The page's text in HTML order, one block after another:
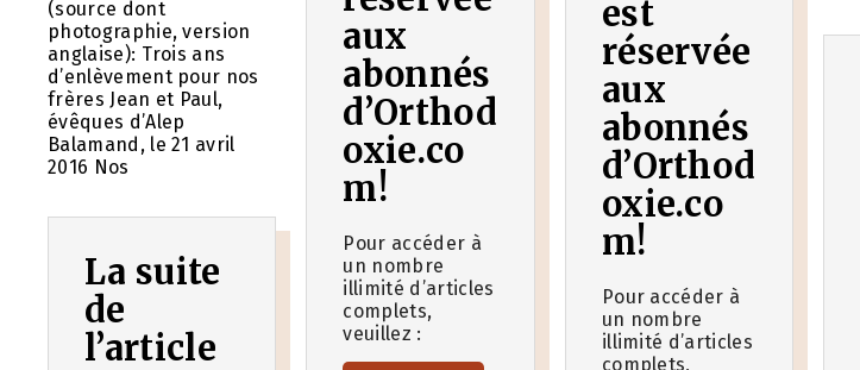
(source dont
photographie, version
anglaise): Trois ans
d’enlèvement pour nos
frères Jean et Paul,
évêques d’Alep
Balamand, le 21 avril
2016 Nos
La suite
de
l’article
aux
abonnés
d’Orthod
oxie.co
m!
Pour accéder à
un nombre
illimité d’articles
complets,
veuillez :
est
réservée
aux
abonnés
d’Orthod
oxie.co
m!
Pour accéder à
un nombre
illimité d’articles
complets,